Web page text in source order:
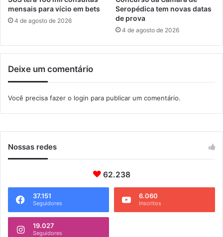
l
e
s
l
i
M
a
a
t
b
mensais para vício em bets
4 de agosto de 2026
Seropédica tem novas datas
de prova
4 de agosto de 2026
Deixe um comentário
Você precisa fazer o login para publicar um comentário.
Nossas redes
62.238
37.151
Seguidores
6.060
Inscritos
19.027
Seguidores